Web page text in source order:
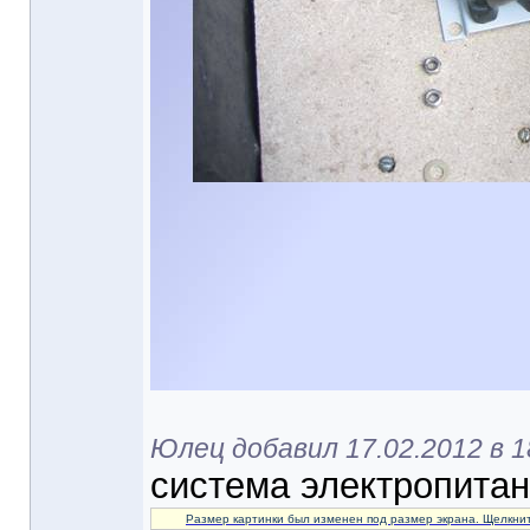
Юлец добавил 17.02.2012 в
система
Размер картинки был изменен под размер экрана.